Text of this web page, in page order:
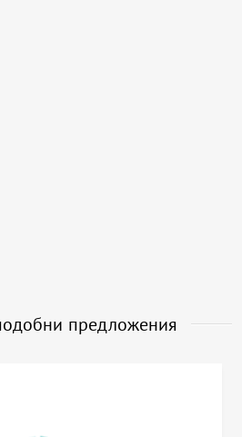
предложения